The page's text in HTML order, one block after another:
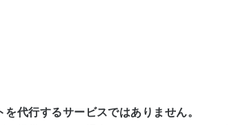
代行するサービスではありません。